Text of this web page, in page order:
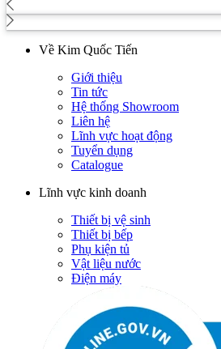
Về Kim Quốc Tiến
Giới thiệu
Tin tức
Hệ thống Showroom
Liên hệ
Lĩnh vực hoạt động
Tuyển dụng
Catalogue
Lĩnh vực kinh doanh
Thiết bị vệ sinh
Thiết bị bếp
Phụ kiện tủ
Vật liệu nước
Điện máy